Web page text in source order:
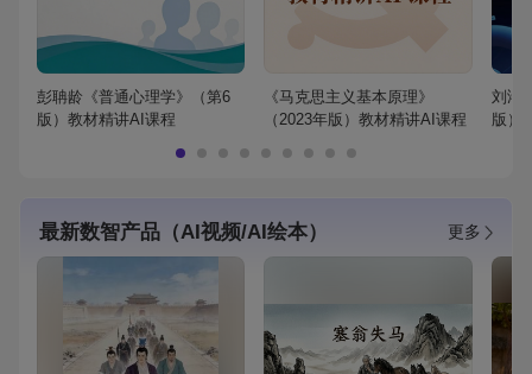
彭聃龄《普通心理学》（第6
版）教材精讲AI课程
《马克思主义基本原理》
（2023年版）教材精讲AI课程
刘鸿
版）
最新数智产品（AI视频/AI绘本） 更多